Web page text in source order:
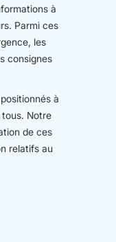
à
Parmi ces
les
consignes
à
Notre
de ces
relatifs au